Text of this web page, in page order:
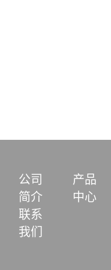
公司
简介
产品
中心
联系
我们